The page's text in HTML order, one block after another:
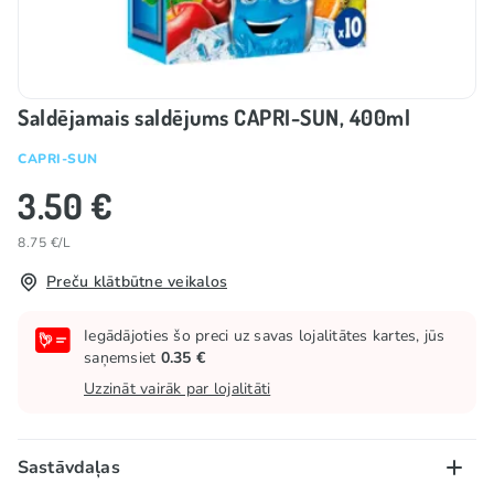
Saldējamais saldējums CAPRI-SUN, 400ml
CAPRI-SUN
3.50 €
8.75 €/L
Preču klātbūtne veikalos
Iegādājoties šo preci uz savas lojalitātes kartes, jūs
saņemsiet 0.35 €
Uzzināt vairāk par lojalitāti
Sastāvdaļas